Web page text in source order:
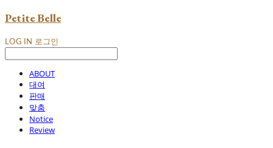
Petite Belle
LOG IN 로그인
ABOUT
대여
판매
맞춤
Notice
Review